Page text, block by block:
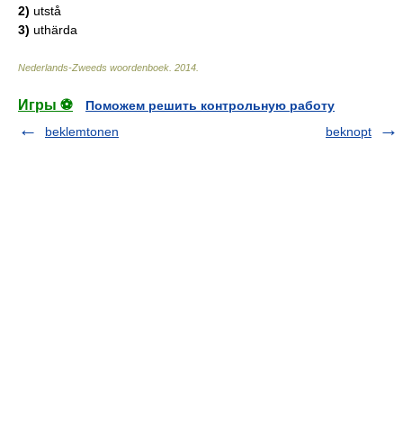
2) utstå
3) uthärda
Nederlands-Zweeds woordenboek 2014
Игры ⚽
Поможем решить контрольную работу
beklemtonen
beknopt